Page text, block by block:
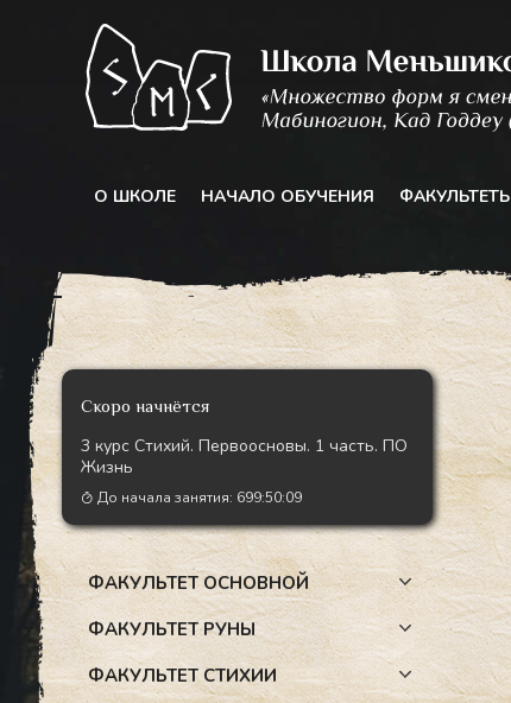
содержимому
О ШКОЛЕ НАЧАЛО ОБУЧЕНИЯ
Скоро начнётся
3 курс Стихий. Первоосновы. 1 часть. ПО
Жизнь
До начала занятия: 699:50:07
ФАКУЛЬТЕТ ОСНОВНОЙ
ФАКУЛЬТЕТ РУНЫ
ФАКУЛЬТЕТ СТИХИИ